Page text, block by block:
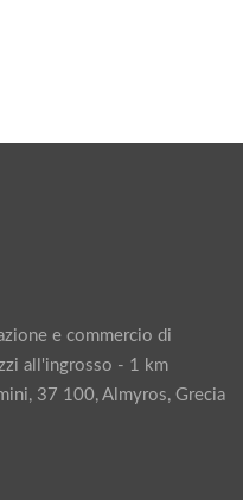
e commercio di
all'ingrosso - 1 km
37 100, Almyros, Grecia